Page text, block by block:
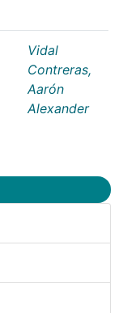
Vidal
Contreras,
Aarón
Alexander